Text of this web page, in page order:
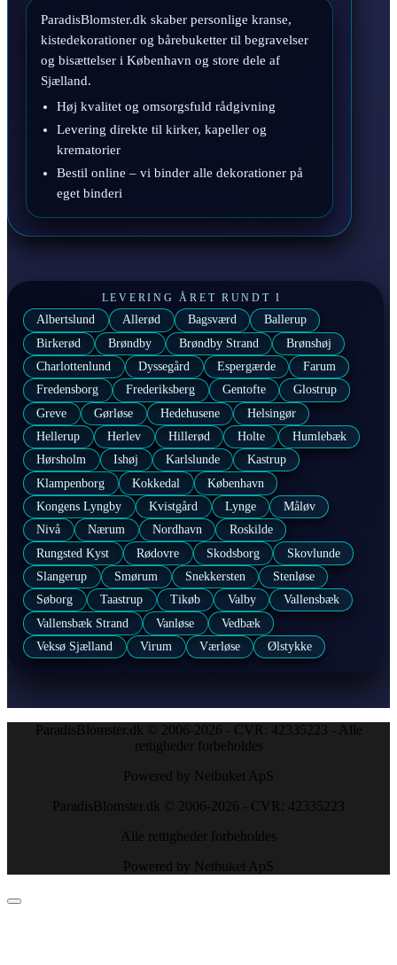
ParadisBlomster.dk skaber personlige kranse,
kistedekorationer og bårebuketter til begravelser
og bisættelser i København og store dele af
Sjælland.
Høj kvalitet og omsorgsfuld rådgivning
Levering direkte til kirker, kapeller og
krematorier
Bestil online – vi binder alle dekorationer på
eget binderi
LEVERING ÅRET RUNDT I
Albertslund Allerød Bagsværd
Ballerup
Birkerød
Brøndby Brøndby Strand
Brønshøj
Charlottenlund
Dyssegård Espergærde
Farum
Fredensborg
Frederiksberg Gentofte
Glostrup
Greve
Gørløse Hedehusene
Helsingør
Hellerup
Herlev Hillerød Holte
Humlebæk
Hørsholm
Ishøj Karlslunde
Kastrup
Klampenborg
Kokkedal
København
Kongens Lyngby
Kvistgård Lynge
Måløv
Nivå
Nærum Nordhavn
Roskilde
Rungsted Kyst
Rødovre Skodsborg
Skovlunde
Slangerup
Smørum Snekkersten
Stenløse
Søborg
Taastrup Tikøb Valby
Vallensbæk
Vallensbæk Strand
Vanløse
Vedbæk
Veksø Sjælland
Virum Værløse Ølstykke
ParadisBlomster.dk © 2006-2026 - CVR: 42335223 - Alle
rettigheder forbeholdes
Powered by Netbuket ApS
ParadisBlomster.dk © 2006-2026 - CVR: 42335223
Alle rettigheder forbeholdes
Powered by Netbuket ApS